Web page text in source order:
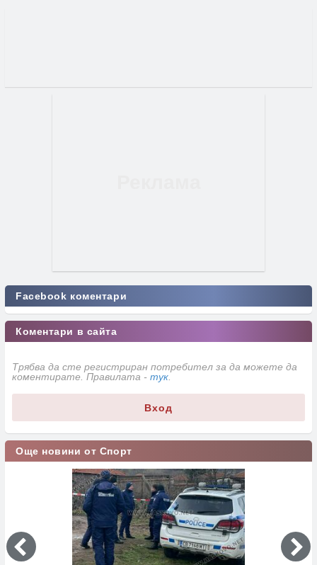
Facebook коментари
Коментари в сайта
Трябва да сте регистриран потребител за да можете да
коментирате. Правилата - тук
Вход
Още новини от Спорт